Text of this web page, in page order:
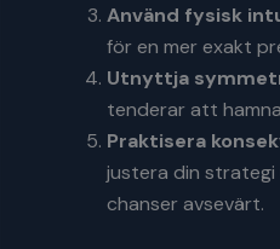
Använd fysisk
för en mer exakt
Utnyttja
tenderar att
Praktisera
justera din
chanser avsevärt.